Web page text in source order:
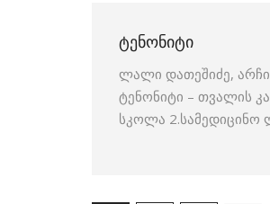
ᲢᲔᲜᲝᲜᲘᲢᲘ
ლალი დათეშიძე,
ტენონიტი – თვალის
სკოლა 2.სამედიცინო